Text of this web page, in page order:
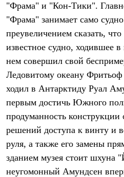
Сумки
Гермомешки
Полезные аксессуары
Книги
Коврики
Обувь
Женская обувь
Сапоги
Ботинки
Мужская обувь
Ботинки
Кроссовки
Сапоги
Гамаши
Бахилы
Тапочки и чуни
"Фрама" и "Кон-Тики".
"Фрама" занимает само
преувеличением сказать,
известное судно, ходившее
нем совершил свой
Ледовитому океану
ходил в Антарктиду Руал
первым достичь Южного
продуманность конструкции
решений доступа к винту и
руля, а также его замены
зданием музея стоит шхуна
неугомонный Амундсен